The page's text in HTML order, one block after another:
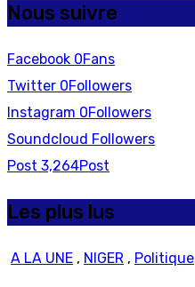
Nous suivre
Facebook 0Fans
Twitter 0Followers
Instagram 0Followers
Soundcloud Followers
Post 3,264Post
Les plus lus
A LA UNE , NIGER , Politique